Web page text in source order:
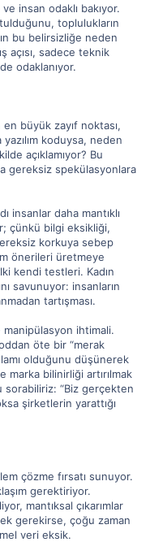
insan odaklı bakıyor.
toplulukların
bu belirsizliğe neden
açısı, sadece teknik
odaklanıyor.
en büyük zayıf noktası,
koduysa, neden
açıklamıyor? Bu
gereksiz spekülasyonlara
insanlar daha mantıklı
çünkü bilgi eksikliği,
korkuya sebep
önerileri üretmeye
kendi testleri. Kadın
savunuyor: insanların
tartışması.
manipülasyon ihtimali.
öte bir “merak
olduğunu düşünerek
marka bilinirliği artırılmak
“Biz gerçekten
şirketlerin yarattığı
çözme fırsatı sunuyor.
gerektiriyor.
mantıksal çıkarımlar
gerekirse, çoğu zaman
veri eksik.